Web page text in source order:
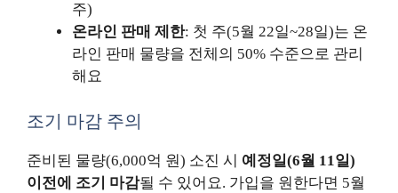
주)
온라인 판매 제한: 첫 주(5월 22일~28일)는 온
라인 판매 물량을 전체의 50% 수준으로 관리
해요
조기 마감 주의
준비된 물량(6,000억 원) 소진 시 예정일(6월 11일)
이전에 조기 마감될 수 있어요. 가입을 원한다면 5월